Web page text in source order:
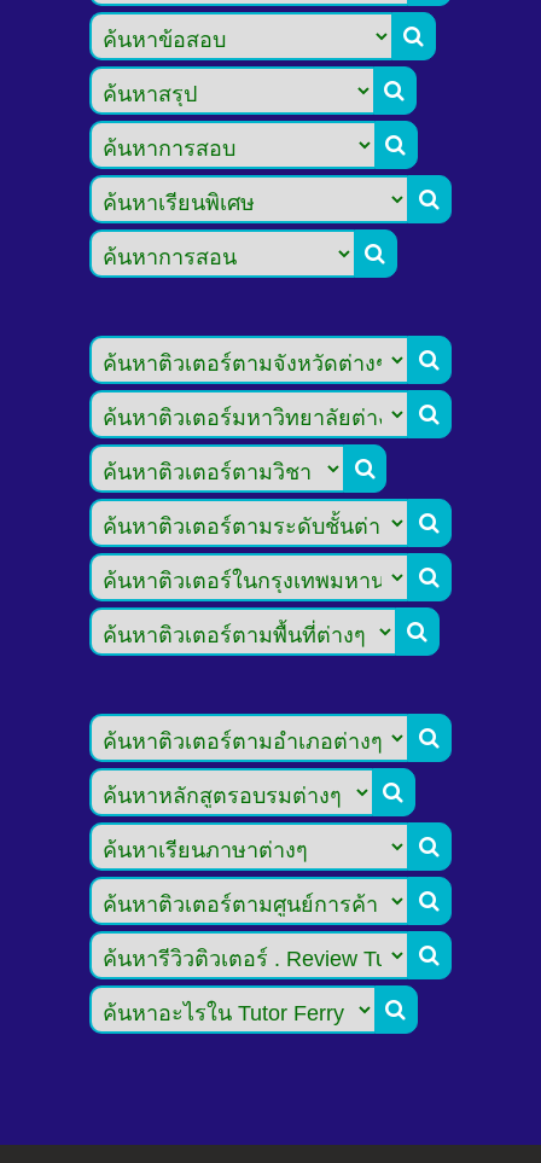
















